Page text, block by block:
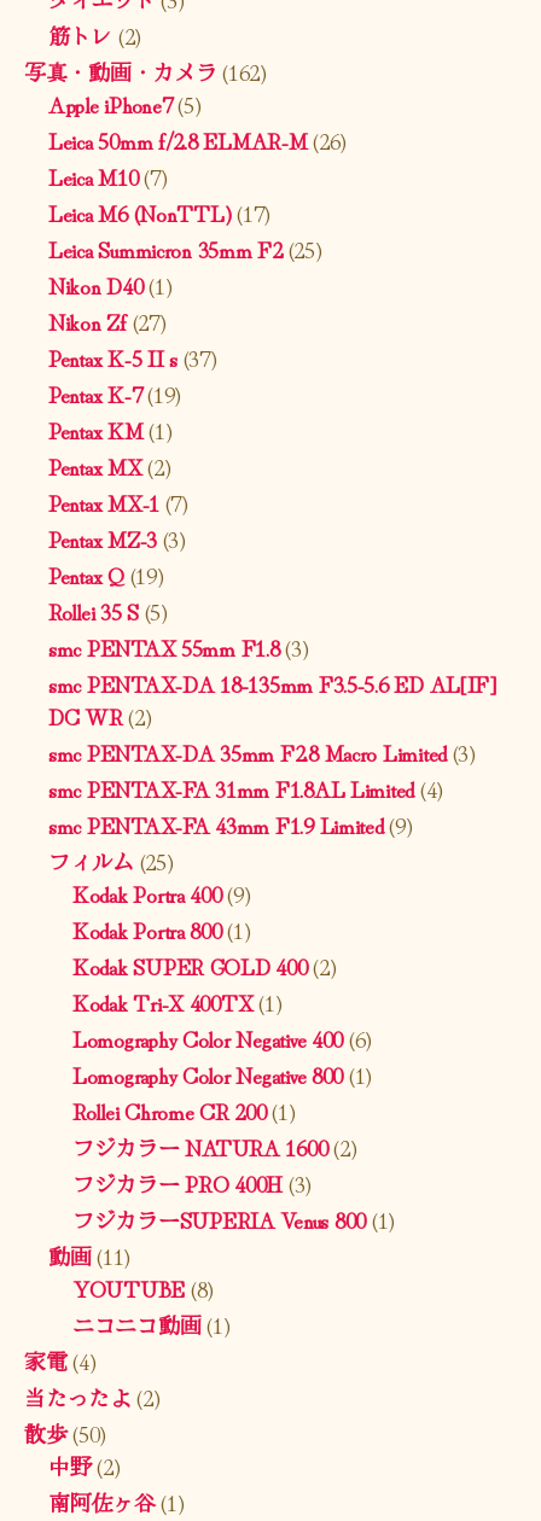
筋トレ (2)
写真・動画・カメラ (162)
Apple iPhone7(5)
Leica 50mm f/2.8 ELMAR-M(26)
Leica M10(7)
Leica M6 (NonTTL)(17)
Leica Summicron 35mm F2(25)
Nikon D40(1)
Nikon Zf(27)
Pentax K-5 II s(37)
Pentax K-7(19)
Pentax KM(1)
Pentax MX(2)
Pentax MX-1 (7)
Pentax MZ-3(3)
Pentax Q(19)
Rollei 35 S(5)
smc PENTAX 55mm F1.8(3)
smc PENTAX-DA 18-135mm F3.5-5.6 ED AL[IF]
DC WR(2)
smc PENTAX-DA 35mm F2.8 Macro Limited(3)
smc PENTAX-FA 31mm F1.8AL Limited(4)
smc PENTAX-FA 43mm F1.9 Limited(9)
フィルム (25)
Kodak Portra 400(9)
Kodak Portra 800(1)
Kodak SUPER GOLD 400(2)
Kodak Tri-X 400TX(1)
Lomography Color Negative 400(6)
Lomography Color Negative 800(1)
Rollei Chrome CR 200(1)
フジカラー NATURA 1600(2)
フジカラー PRO 400H(3)
フジカラーSUPERIA Venus 800(1)
動画(11)
YOUTUBE(8)
ニコニコ動画(1)
家電(4)
当たったよ(2)
散歩(50)
中野(2)
南阿佐ヶ谷(1)